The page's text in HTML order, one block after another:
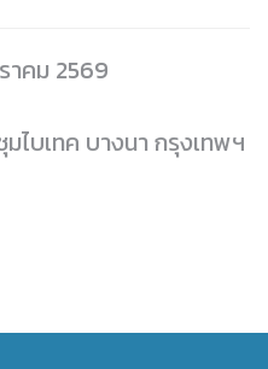
าคม 2569
ไบเทค บางนา กรุงเทพฯ